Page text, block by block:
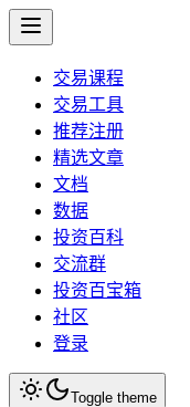
交易课程
交易工具
推荐注册
精选文章
文档
数据
投资百科
交流群
投资百宝箱
社区
登录
Toggle theme